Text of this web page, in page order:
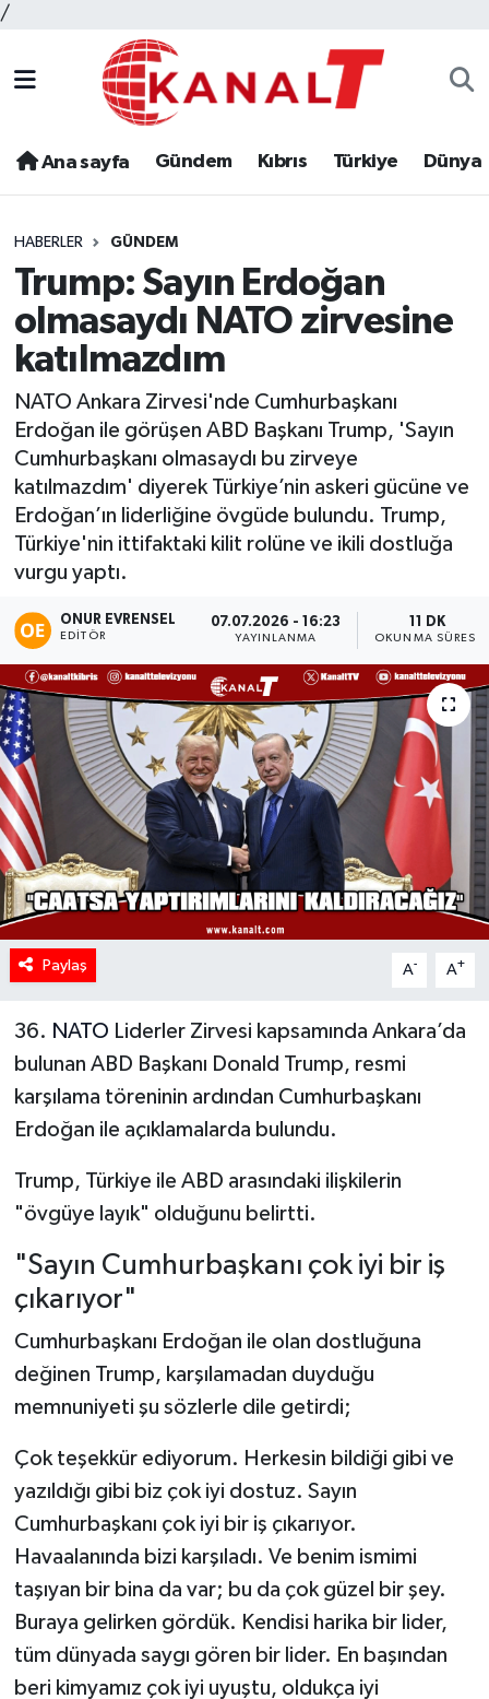
/
Ana sayfa Gündem Kıbrıs Türkiye Dünya
HABERLER GÜNDEM
Trump: Sayın Erdoğan
olmasaydı NATO zirvesine
katılmazdım
NATO Ankara Zirvesi'nde Cumhurbaşkanı
Erdoğan ile görüşen ABD Başkanı Trump, 'Sayın
Cumhurbaşkanı olmasaydı bu zirveye
katılmazdım' diyerek Türkiye’nin askeri gücüne ve
Erdoğan’ın liderliğine övgüde bulundu. Trump,
Türkiye'nin ittifaktaki kilit rolüne ve ikili dostluğa
vurgu yaptı.
ONUR EVRENSEL
EDITÖR
07.07.2026 - 16:23
YAYINLANMA
11 DK
OKUNMA SÜRESI
Paylaş A- A+
36. NATO Liderler Zirvesi kapsamında Ankara’da
bulunan ABD Başkanı Donald Trump, resmi
karşılama töreninin ardından Cumhurbaşkanı
Erdoğan ile açıklamalarda bulundu.
Trump, Türkiye ile ABD arasındaki ilişkilerin
"övgüye layık" olduğunu belirtti.
"Sayın Cumhurbaşkanı çok iyi bir iş
çıkarıyor"
Cumhurbaşkanı Erdoğan ile olan dostluğuna
değinen Trump, karşılamadan duyduğu
memnuniyeti şu sözlerle dile getirdi;
Çok teşekkür ediyorum. Herkesin bildiği gibi ve
yazıldığı gibi biz çok iyi dostuz. Sayın
Cumhurbaşkanı çok iyi bir iş çıkarıyor.
Havaalanında bizi karşıladı. Ve benim ismimi
taşıyan bir bina da var; bu da çok güzel bir şey.
Buraya gelirken gördük. Kendisi harika bir lider,
tüm dünyada saygı gören bir lider. En başından
beri kimyamız çok iyi uyuştu, oldukça iyi